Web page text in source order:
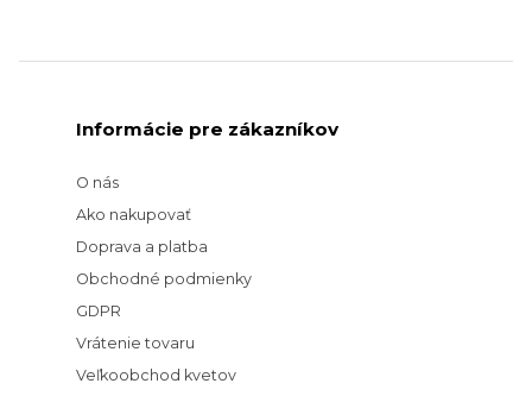
Informácie pre zákazníkov
O nás
Ako nakupovať
Doprava a platba
Obchodné podmienky
GDPR
Vrátenie tovaru
Veľkoobchod kvetov